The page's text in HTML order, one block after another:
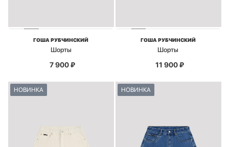
ГОША РУБЧИНСКИЙ
Шорты
7 900₽
ГОША РУБЧИНСКИЙ
Шорты
11 900₽
НОВИНКА НОВИНКА